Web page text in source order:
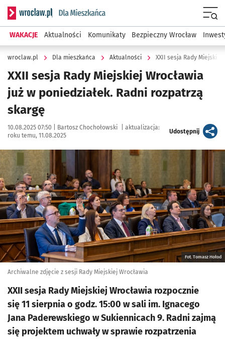
Serwis informacyjny wroclaw.pl podserwis: Dla mieszkańca
WAKACJE Aktualności Komunikaty Bezpieczny Wrocław
wroclaw.pl Dla mieszkańca Aktualności XXII sesja Rady
XXII sesja Rady Miejskiej Wrocławia
już w poniedziałek. Radni rozpatrzą
skargę
Data publikacji:
10.08.2025 07:50 | Autor:
Bartosz Chochołowski
aktualizacja:
roku temu, 11.08.2025
Udostępnijartykuł
Kliknij, aby powiększyć
Fot. Tomasz Hołod
Archiwalne zdjęcie z sesji Rady Miejskiej Wrocławia
XXII sesja Rady Miejskiej Wrocławia rozpocznie
się 11 sierpnia o godz. 15:00 w sali im. Ignacego
Jana Paderewskiego w Sukiennicach 9. Radni zajmą
się projektem uchwały w sprawie rozpatrzenia